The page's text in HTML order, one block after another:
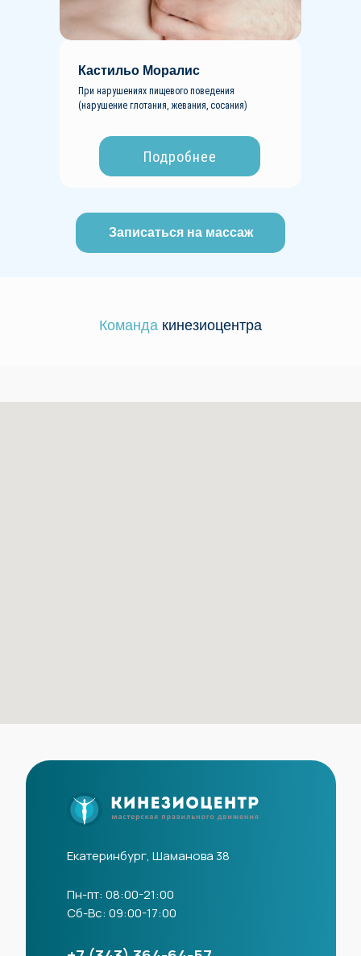
Кастильо Моралис
При нарушениях пищевого поведения
(нарушение глотания, жевания, сосания)
Подробнее
Записаться на массаж
Команда кинезиоцентра
Екатеринбург, Шаманова 38
Пн-пт: 08:00-21:00
Сб-Вс: 09:00-17:00